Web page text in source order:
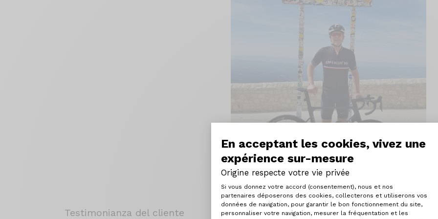
En acceptant les cookies, vivez une
expérience sur-mesure
Origine respecte votre vie privée
Plateforme de Gestion du
Si vous donnez votre accord (consentement), nous et nos
partenaires déposerons des cookies, collecterons et utiliserons vos
données de navigation, pour garantir le bon fonctionnement du site,
personnaliser votre navigation, mesurer la fréquentation et les
Axeptio consent
Testimonianza del cliente